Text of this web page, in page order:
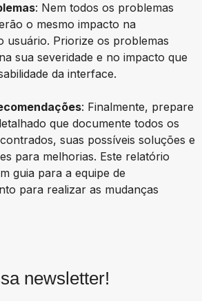
: Nem todos os problemas
o mesmo impacto na
usuário. Priorize os problemas
sua severidade e no impacto que
da interface.
: Finalmente, prepare
que documente todos os
suas possíveis soluções e
para melhorias. Este relatório
guia para a equipe de
para realizar as mudanças
newsletter!